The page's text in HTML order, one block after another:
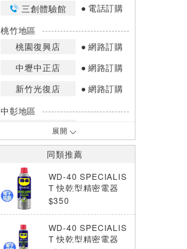
三創體驗館
電話訂購
桃竹地區
桃園復興店
網路訂購
中壢中正店
網路訂購
新竹光復店
網路訂購
中彰地區
台中英才店
嘉南地區
高雄中華店
高雄鳳山店
網路訂購
*庫存數量：網路訂購(0)、少量庫存
*門市庫存以店內實際數量為準，可使
用專人服務或撥打門市電話洽詢。
展開
同類推薦
WD-40 SPECIALIS
T 快乾型精密電器
(電子接點)清潔劑36
$350
WD-40 SPECIALIS
T 快乾型精密電器